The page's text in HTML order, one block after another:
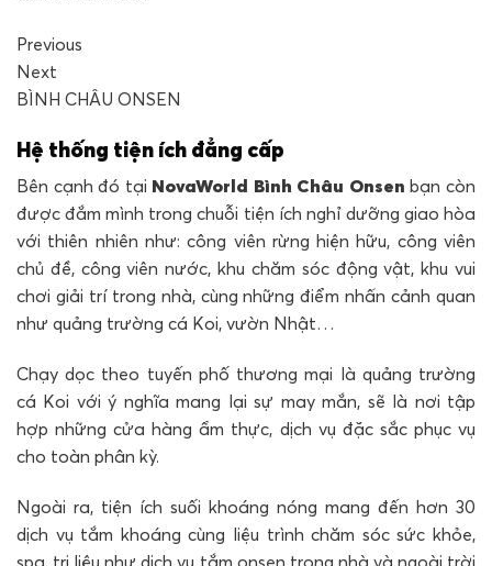
Previous
Next
BÌNH CHÂU ONSEN
Hệ thống tiện ích đẳng cấp
Bên cạnh đó tại NovaWorld Bình Châu Onsenbạn còn
được đắm mình trong chuỗi tiện ích nghỉ dưỡng giao hòa
với thiên nhiên như: công viên rừng hiện hữu, công viên
chủ đề, công viên nước, khu chăm sóc động vật, khu vui
chơi giải trí trong nhà, cùng những điểm nhấn cảnh quan
như quảng trường cá Koi, vườn Nhật…
Chạy dọc theo tuyến phố thương mại là quảng trường
cá Koi với ý nghĩa mang lại sự may mắn, sẽ là nơi tập
hợp những cửa hàng ẩm thực, dịch vụ đặc sắc phục vụ
cho toàn phân kỳ.
Ngoài ra, tiện ích suối khoáng nóng mang đến hơn 30
dịch vụ tắm khoáng cùng liệu trình chăm sóc sức khỏe,
spa, trị liệu như dịch vụ tắm onsen trong nhà và ngoài trời